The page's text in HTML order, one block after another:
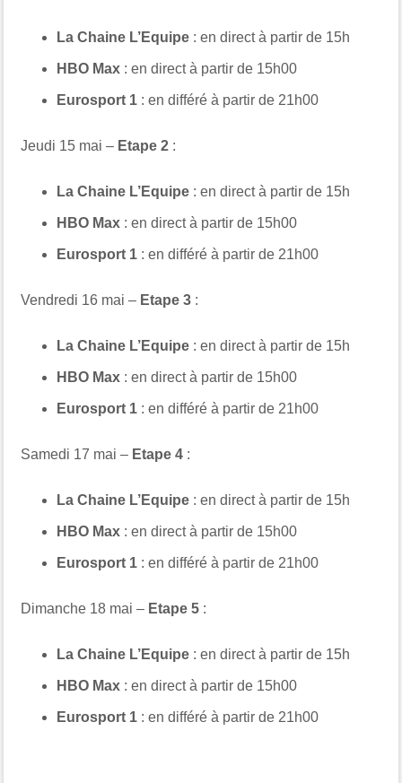
La Chaine L’Equipe : en direct à partir de 15h
HBO Max : en direct à partir de 15h00
Eurosport 1 : en différé à partir de 21h00
Jeudi 15 mai – Etape 2 :
La Chaine L’Equipe : en direct à partir de 15h
HBO Max : en direct à partir de 15h00
Eurosport 1 : en différé à partir de 21h00
Vendredi 16 mai – Etape 3 :
La Chaine L’Equipe : en direct à partir de 15h
HBO Max : en direct à partir de 15h00
Eurosport 1 : en différé à partir de 21h00
Samedi 17 mai – Etape 4 :
La Chaine L’Equipe : en direct à partir de 15h
HBO Max : en direct à partir de 15h00
Eurosport 1 : en différé à partir de 21h00
Dimanche 18 mai – Etape 5 :
La Chaine L’Equipe : en direct à partir de 15h
HBO Max : en direct à partir de 15h00
Eurosport 1 : en différé à partir de 21h00